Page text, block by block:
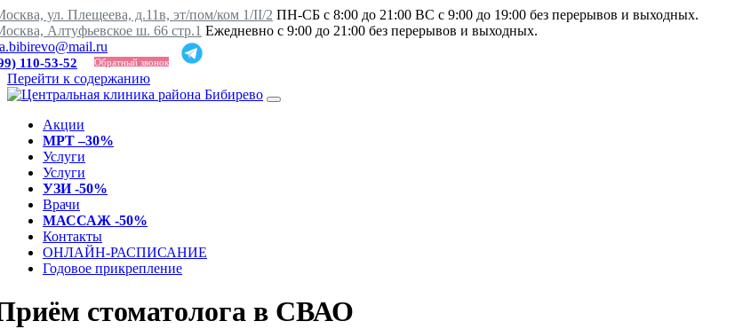
ул. Плещеева, д.11в, эт/пом/ком 1/II/2 ПН-СБ с 8:00 до 21:00 ВС с 9:00 до 19:00 без перерывов и выходных.
Алтуфьевское ш. 66 стр.1 Ежедневно с 9:00 до 21:00 без перерывов и выходных.
110-53-52 Обратный звонок
Перейти к содержанию
Акции
МРТ –30%
Услуги
Услуги
УЗИ -50%
Врачи
МАССАЖ -50%
Контакты
ОНЛАЙН-РАСПИСАНИЕ
Годовое прикрепление
стоматолога в СВАО